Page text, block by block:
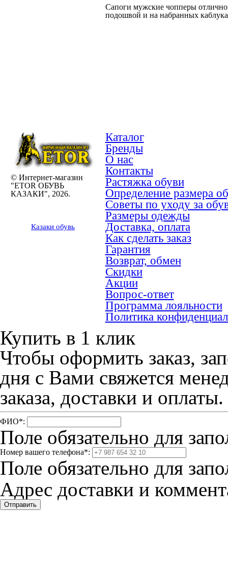
Сапоги мужские чопперы
подошвой и на набранных
© Интернет-магазин
"ETOR ОБУВЬ
КАЗАКИ", 2026.
Казаки обувь
Каталог
Бренды
О нас
Контакты
Растяжка обуви
Определение размера
Советы по уходу за
Размеры одежды
Доставка, оплата
Как сделать заказ
Гарантия
Возврат, обмен
Скидки
Акции
Вопрос-ответ
Программа лояльности
Политика
Купить в 1 клик
Чтобы оформить заказ,
дня с Вами свяжется
заказа, доставки и оплаты.
ФИО*:
Поле обязательно для
Номер вашего телефона*:
Поле обязательно для
Адрес доставки и